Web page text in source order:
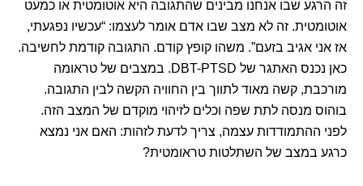
זה הרגע שבו אנחנו מבינים שהתגובה היא אוטומטית או כמעט
אוטומטית. זה לא מצב שבו אדם אומר לעצמו: “עכשיו נפגעתי,
אז אני אגיב בזעם”. משהו קופץ קודם. התגובה קודמת לחשיבה.
כאן נכנס האתגר של DBT-PTSD. במצבים של טראומה
מורכבת, קשה מאוד לתווך בין החוויה הקשה לבין התגובה.
בוהוס מנסה לתת שפה וכלים לזיהוי מוקדם של המצב הזה.
לפני ההתמודדות עצמה, צריך לדעת לזהות: האם אני נמצא
כרגע במצב של השתלטות טראומטית?